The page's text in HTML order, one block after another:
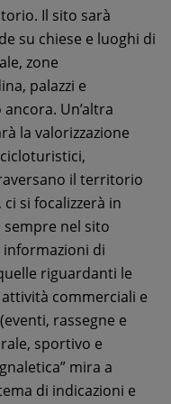
Il sito sarà
su chiese e luoghi di
zone
palazzi e
Un’altra
la valorizzazione
il territorio
, ci si focalizzerà in
nel sito
di
riguardanti le
commerciali e
rassegne e
sportivo e
mira a
di indicazioni e